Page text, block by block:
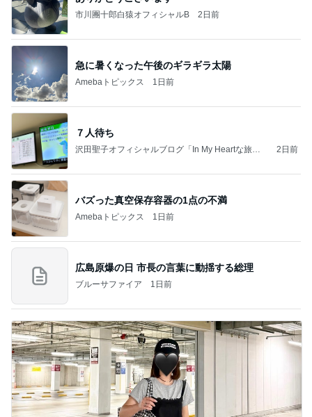
市川團十郎白猿オフィシャルB 2日前
急に暑くなった午後のギラギラ太陽
Amebaトピックス 1日前
７人待ち
沢田聖子オフィシャルブログ「In My Heartな旅日
2日前
バズった真空保存容器の1点の不満
Amebaトピックス 1日前
広島原爆の日 市長の言葉に動揺する総理
ブルーサファイア 1日前